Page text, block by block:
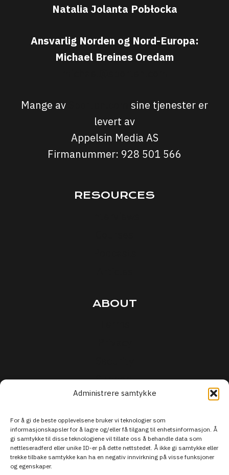
Administrere samtykke
For å gi de beste opplevelsene bruker vi teknologier som
informasjonskapsler for å lagre og/eller få tilgang til enhetsinformasjon. Å
gi samtykke til disse teknologiene vil tillate oss å behandle data som
nettleseradferd eller unike ID-er på dette nettstedet. Å ikke gi samtykke eller
trekke tilbake samtykke kan ha en negativ innvirkning på visse funksjoner
og egenskaper.
Natalia Jolanta Pobłocka
Ansvarlig Norden og Nord-Europa:
Michael Breines Oredam
Mange av
sine tjenester er
levert av
Appelsin Media AS
Firmanummer: 928 501 566
RESOURCES
ABOUT
Support